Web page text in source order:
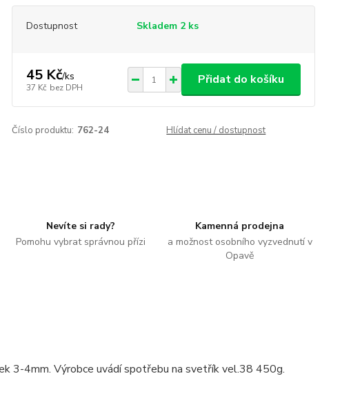
Dostupnost Skladem 2 ks
45 Kč/ks
37 Kč bez DPH
Přidat do košíku
Číslo produktu: 762-24 Hlídat cenu / dostupnost
Nevíte si rady?
Pomohu vybrat správnou přízi
Kamenná prodejna
a možnost osobního vyzvednutí v
Opavě
3-4mm. Výrobce uvádí spotřebu na svetřík vel.38 450g.